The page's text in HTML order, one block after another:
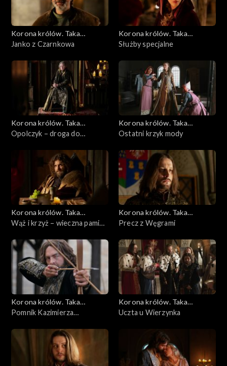
Korona królów. Taka
historia...
Janko z Czarnkowa
Korona królów. Taka
historia...
Służby specjalne
Korona królów. Taka
historia...
Opolczyk – droga do
Korona królów. Taka
historia...
Ostatni krzyk mody
Korona królów. Taka
historia...
Wąż i krzyż – wieczna pamięć
Korona królów. Taka
historia...
Precz z Węgrami
Korona królów. Taka
historia...
Pomnik Kazimierza
Korona królów. Taka
historia...
Uczta u Wierzynka